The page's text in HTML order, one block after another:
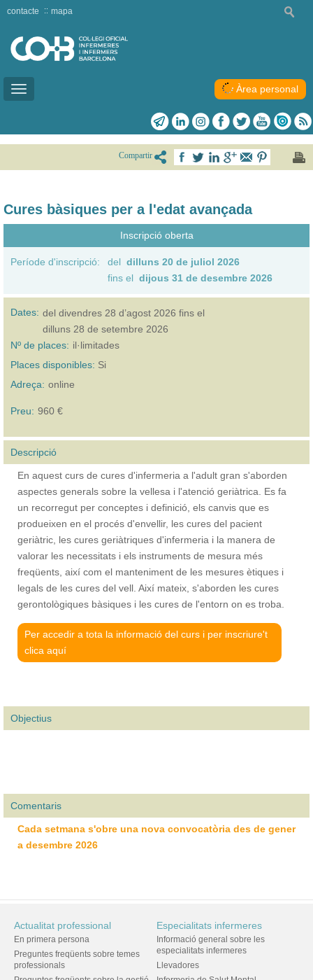
Toggle
contacte mapa
Àrea personal
Compartir
Cures bàsiques per a l'edat avançada
Inscripció oberta
Període d'inscripció: del dilluns 20 de juliol 2026
fins el dijous 31 de desembre 2026
Dates: del divendres 28 d’agost 2026 fins el
dilluns 28 de setembre 2026
Nº de places: il·limitades
Places disponibles: Si
Adreça: online
Preu: 960 €
Descripció
En aquest curs de cures d'infermeria a l'adult gran s'aborden
aspectes generals sobre la vellesa i l'atenció geriàtrica. Es fa
un recorregut per conceptes i definició, els canvis que es
produeixen en el procés d'envellir, les cures del pacient
geriàtric, les cures geriàtriques d'infermeria i la manera de
valorar les necessitats i els instruments de mesura més
freqüents, així com el manteniment de les mesures ètiques i
legals de les cures del vell. Així mateix, s'aborden les cures
gerontològiques bàsiques i les cures de l'entorn on es troba.
Per accedir a tota la informació del curs i per inscriure't
clica aquí
Objectius
Comentaris
Cada setmana s'obre una nova convocatòria des de gener
a desembre 2026
Actualitat professional
En primera persona
Preguntes freqüents sobre temes
professionals
Especialitats infermeres
Informació general sobre les
especialitats infermeres
Llevadores